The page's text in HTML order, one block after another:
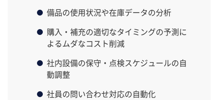
備品の使用状況や在庫データの分析
購入・補充の適切なタイミングの予測に
よるムダなコスト削減
社内設備の保守・点検スケジュールの自
動調整
社員の問い合わせ対応の自動化